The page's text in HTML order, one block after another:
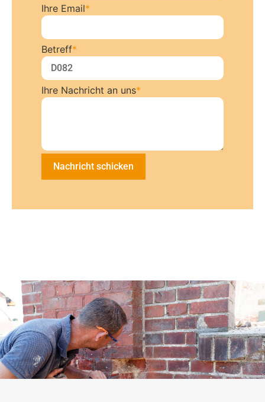
Ihre Email*
Betreff*
Ihre Nachricht an uns*
Nachricht schicken